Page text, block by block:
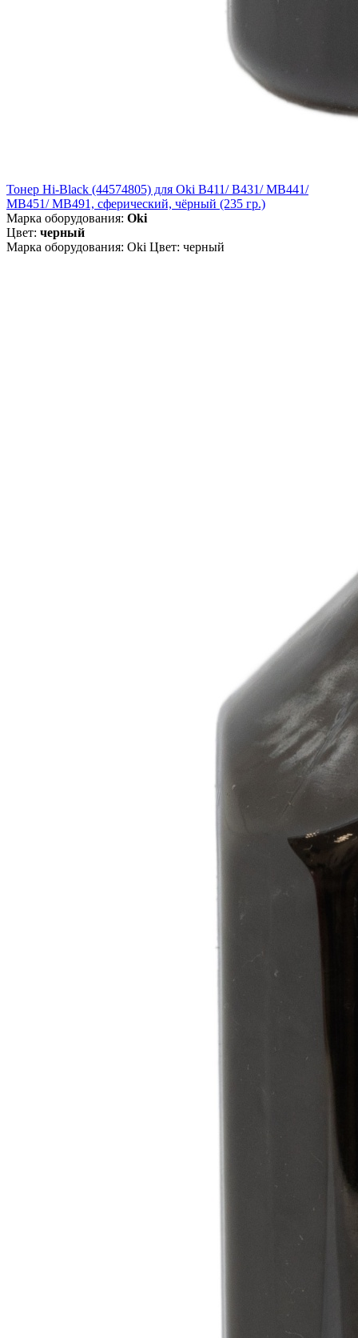
Тонер Hi-Black (44574805) для Oki B411/ B431/ MB441/
MB451/ MB491, сферический, чёрный (235 гр.)
Марка оборудования: Oki
Цвет: черный
Марка оборудования: Oki Цвет: черный